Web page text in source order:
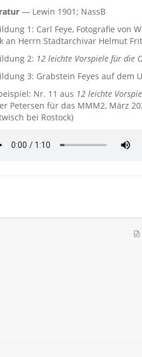
— Lewin 1901; NassB
1: Carl Feye, Fotografie von
an Herrn Stadtarchivar Helmut
2: 12 leichte Vorspiele für die
3: Grabstein Feyes auf dem
Nr. 11 aus 12 leichte
Petersen für das MMM2, März
bei Rostock)